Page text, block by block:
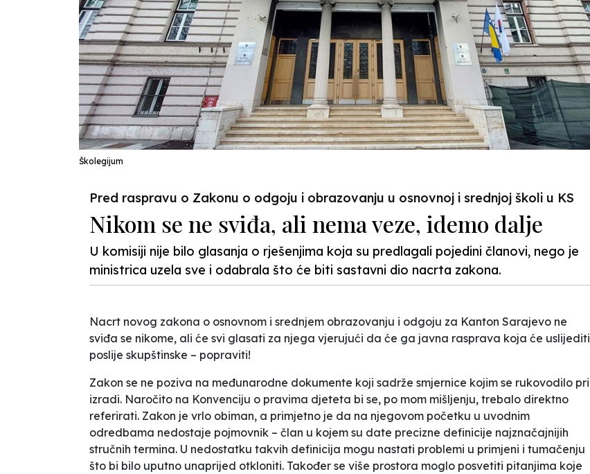
Školegijum
Pred raspravu o Zakonu o odgoju i obrazovanju u osnovnoj i srednjoj školi u KS
Nikom se ne sviđa, ali nema veze, idemo dalje
U komisiji nije bilo glasanja o rješenjima koja su predlagali pojedini članovi, nego je
ministrica uzela sve i odabrala što će biti sastavni dio nacrta zakona.
Nacrt novog zakona o osnovnom i srednjem obrazovanju i odgoju za Kanton Sarajevo ne
sviđa se nikome, ali će svi glasati za njega vjerujući da će ga javna rasprava koja će uslijediti
poslije skupštinske – popraviti!
Zakon se ne poziva na međunarodne dokumente koji sadrže smjernice kojim se rukovodilo pri
izradi. Naročito na Konvenciju o pravima djeteta bi se, po mom mišljenju, trebalo direktno
referirati. Zakon je vrlo obiman, a primjetno je da na njegovom početku u uvodnim
odredbama nedostaje pojmovnik – član u kojem su date precizne definicije najznačajnijih
stručnih termina. U nedostatku takvih definicija mogu nastati problemi u primjeni i tumačenju
što bi bilo uputno unaprijed otkloniti. Također se više prostora moglo posvetiti pitanjima koje